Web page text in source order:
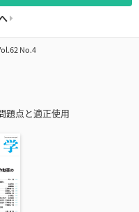
No.4
題点と適正使用